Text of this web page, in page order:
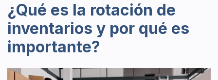
¿Qué es la rotación de
inventarios y por qué es
importante?